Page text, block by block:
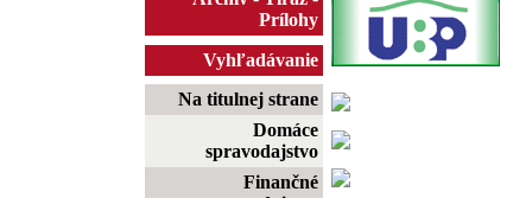
Prílohy
Vyhľadávanie
Na titulnej strane
Domáce
spravodajstvo
Finančné